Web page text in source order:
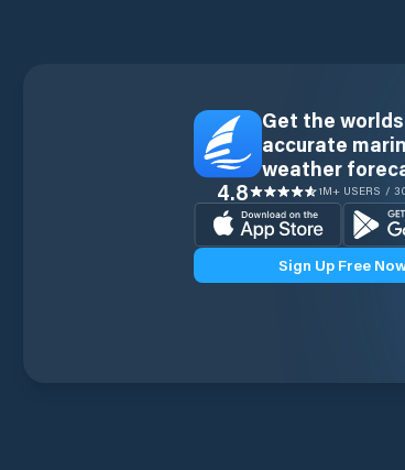
Get the
accurate
weather
4.8 1M+ USERS /
Sign Up Free